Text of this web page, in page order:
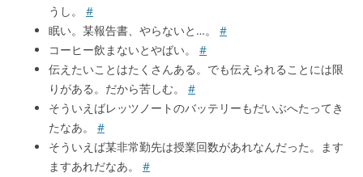
うし。 #
眠い。某報告書、やらないと…。 #
コーヒー飲まないとやばい。 #
伝えたいことはたくさんある。でも伝えられることには限
りがある。だから苦しむ。 #
そういえばレッツノートのバッテリーもだいぶへたってき
たなあ。 #
そういえば某非常勤先は授業回数があれなんだった。ます
ますあれだなあ。 #